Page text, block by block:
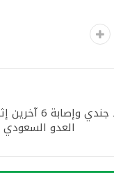
استشهاد جندي
العدو